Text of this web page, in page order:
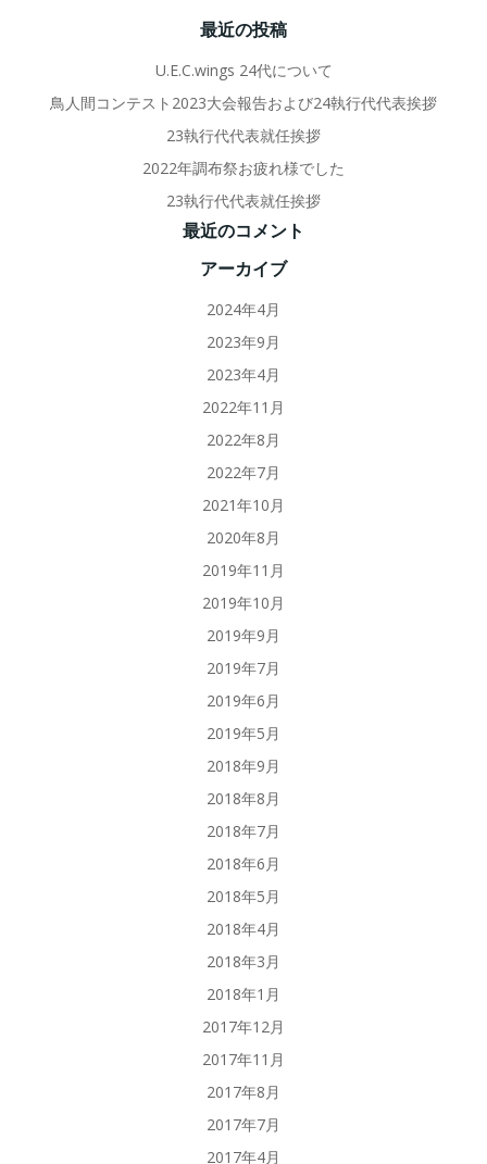
最近の投稿
U.E.C.wings 24代について
鳥人間コンテスト2023大会報告および24執行代代表挨拶
23執行代代表就任挨拶
2022年調布祭お疲れ様でした
23執行代代表就任挨拶
最近のコメント
アーカイブ
2024年4月
2023年9月
2023年4月
2022年11月
2022年8月
2022年7月
2021年10月
2020年8月
2019年11月
2019年10月
2019年9月
2019年7月
2019年6月
2019年5月
2018年9月
2018年8月
2018年7月
2018年6月
2018年5月
2018年4月
2018年3月
2018年1月
2017年12月
2017年11月
2017年8月
2017年7月
2017年4月